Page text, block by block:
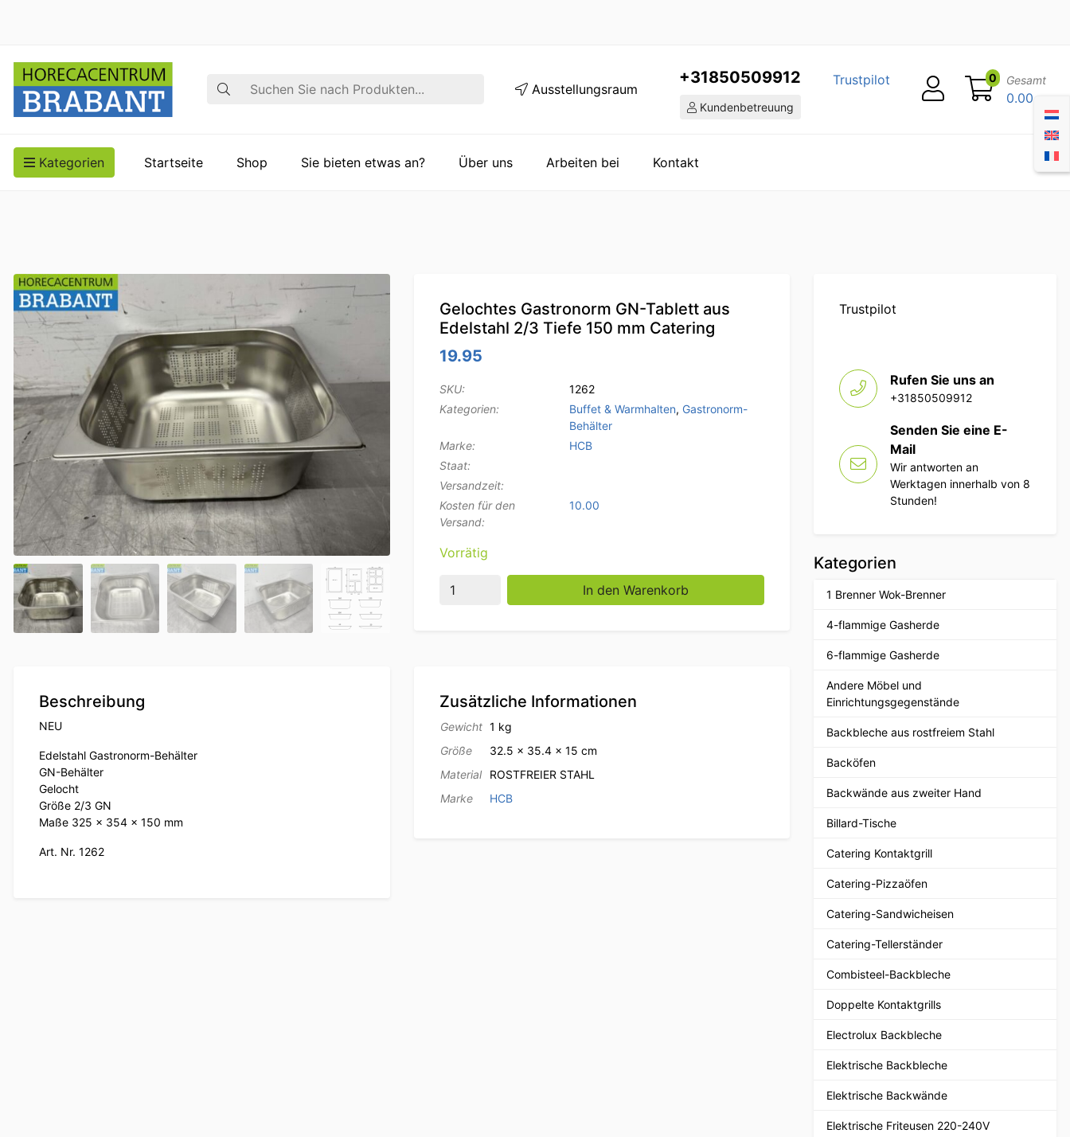
Suche Ausstellungsraum
+31850509912
Kundenbetreuung
Trustpilot 0 Gesamt
0.00
Kategorien Startseite Shop Sie bieten etwas an? Über uns Arbeiten bei Kontakt
Gelochtes Gastronorm GN-Tablett aus
Edelstahl 2/3 Tiefe 150 mm Catering
19.95
SKU:
1262
Kategorien:
Buffet & Warmhalten, Gastronorm-
Behälter
Marke:
HCB
Staat:
Versandzeit:
Kosten für den
Versand:
10.00
Vorrätig
Gelochtes Gastronorm GN-Tablett aus Edelstahl 2/3 Tiefe 150 mm Catering Menge
In den Warenkorb
Beschreibung
NEU
Edelstahl Gastronorm-Behälter
GN-Behälter
Gelocht
Größe 2/3 GN
Maße 325 x 354 x 150 mm
Art. Nr. 1262
Zusätzliche Informationen
Gewicht 1 kg
Größe
32.5 × 35.4 × 15 cm
Material
ROSTFREIER STAHL
Marke
HCB
Trustpilot
Rufen Sie uns an
+31850509912
Senden Sie eine E-
Mail
Wir antworten an
Werktagen innerhalb von 8
Stunden!
Kategorien
1 Brenner Wok-Brenner
4-flammige Gasherde
6-flammige Gasherde
Andere Möbel und
Einrichtungsgegenstände
Backbleche aus rostfreiem Stahl
Backöfen
Backwände aus zweiter Hand
Billard-Tische
Catering Kontaktgrill
Catering-Pizzaöfen
Catering-Sandwicheisen
Catering-Tellerständer
Combisteel-Backbleche
Doppelte Kontaktgrills
Electrolux Backbleche
Elektrische Backbleche
Elektrische Backwände
Elektrische Friteusen 220-240V